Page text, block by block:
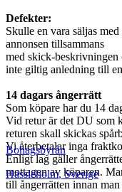
Defekter:
Skulle en vara säljas
annonsen tillsammans
med skick-beskrivningen
inte giltig anledning till
14 dagars ångerrätt
Som köpare har du 14
Vid retur är det DU som
returen skall skickas
Vi återbetalar inga
Enligt lag gäller
mottagen av köparen.
till ångerrätten innan
Bohagsbyrån
Hässleholm,Sverige